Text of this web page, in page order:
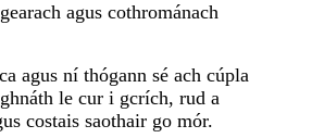
agus cothrománach
agus ní thógann sé ach cúpla
le cur i gcrích, rud a
costais saothair go mór.